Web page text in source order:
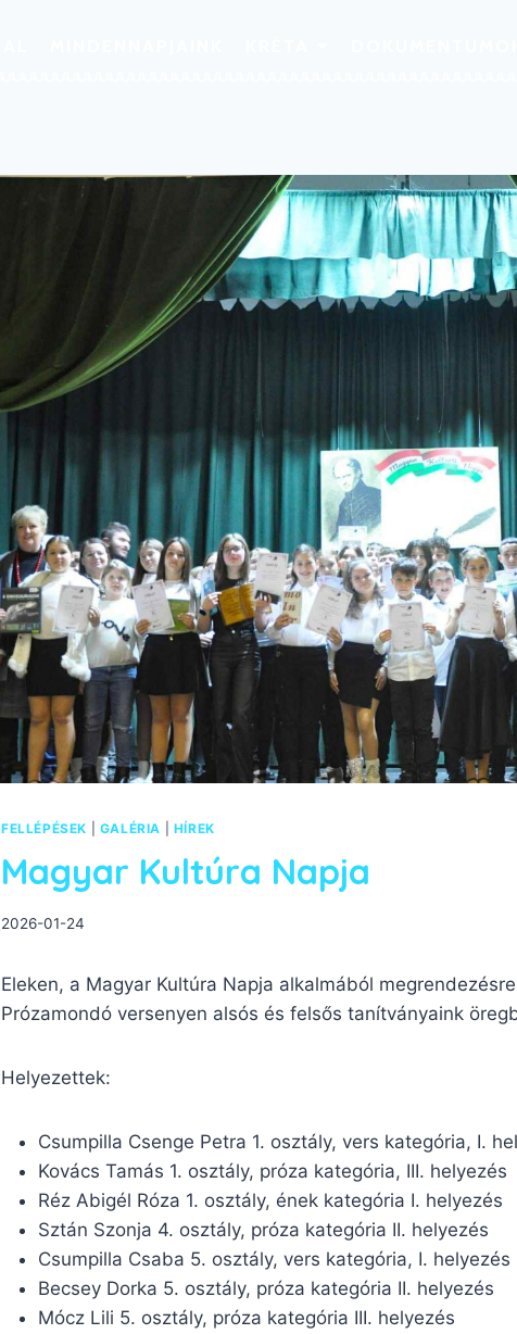
FELLÉPÉSEK GALÉRIA HÍREK
Magyar Kultúra Napja
2026-01-24
Eleken, a Magyar Kultúra Napja alkalmából
Prózamondó versenyen alsós és felsős tanítványaink
Helyezettek:
Csumpilla Csenge Petra 1. osztály, vers kategória, I.
Kovács Tamás 1. osztály, próza kategória, III. helyezés
Réz Abigél Róza 1. osztály, ének kategória I. helyezés
Sztán Szonja 4. osztály, próza kategória II. helyezés
Csumpilla Csaba 5. osztály, vers kategória, I. helyezés
Becsey Dorka 5. osztály, próza kategória II. helyezés
Mócz Lili 5. osztály, próza kategória III. helyezés